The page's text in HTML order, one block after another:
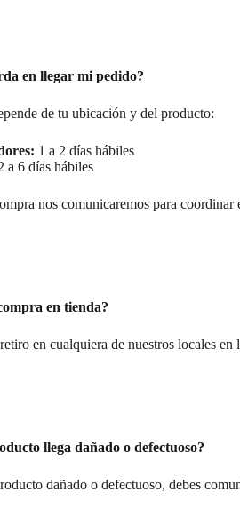
en llegar mi pedido?
de tu ubicación y del producto:
1 a 2 días hábiles
a 6 días hábiles
nos comunicaremos para
en tienda?
en cualquiera de nuestros locales
llega dañado o defectuoso?
dañado o defectuoso, debes